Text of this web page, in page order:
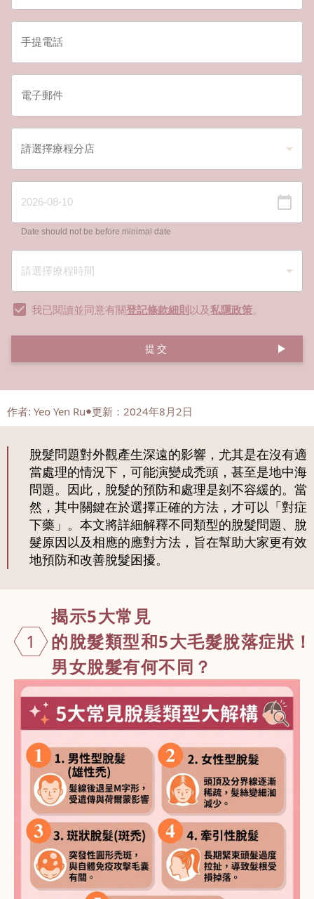
Date should not be before minimal date
我已閱讀並同意有關登記條款細則以及私隱政策。
提交
作者: Yeo Yen Ru 更新：2024年8月2日
脫髮問題對外觀產生深遠的影響，尤其是在沒有適
當處理的情況下，可能演變成禿頭，甚至是地中海
問題。因此，脫髮的預防和處理是刻不容緩的。當
然，其中關鍵在於選擇正確的方法，才可以「對症
下藥」。本文將詳細解釋不同類型的脫髮問題、脫
髮原因以及相應的應對方法，旨在幫助大家更有效
地預防和改善脫髮困擾。
1
揭示5大常見
的脫髮類型和5大毛髮脫落症狀！
男女脫髮有何不同？